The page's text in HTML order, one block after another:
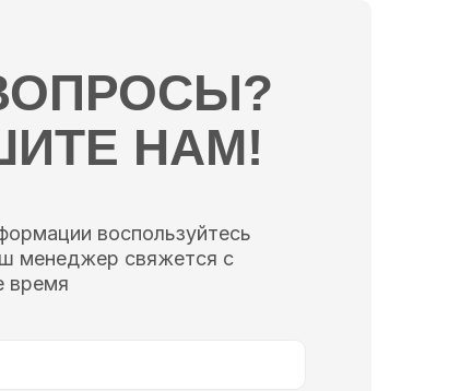
НАМ!
воспользуйтесь
менеджер свяжется с
время